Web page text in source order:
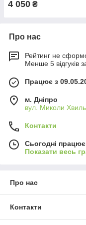
4 050 ₴
Про нас
Рейтинг не
Менше 5 відгуків
Працює з
м. Дніпро
вул. Миколи
Контакти
Сьогодні
Показати весь
Про нас
Контакти